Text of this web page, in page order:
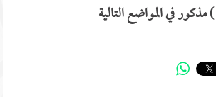
في المواضع التالية